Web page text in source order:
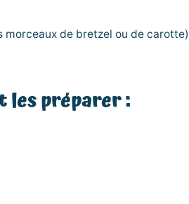
morceaux de bretzel ou de carotte)
les préparer :